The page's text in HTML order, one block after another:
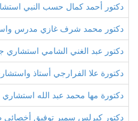
دكتور أحمد كمال حسب النبي
دكتور محمد شرف غازي مدرس
دكتور عبد الغني الشامي استشاري
دكتورة علا الفرارجي أستاذ
دكتورة مها محمد عبد الله استشاري
دكتور كيرلس سمير توفيق أخصائي